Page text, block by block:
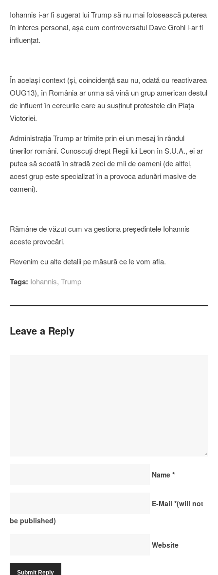
Iohannis i-ar fi sugerat lui Trump să nu mai folosească puterea
în interes personal, aşa cum controversatul Dave Grohl l-ar fi
influenţat.
În acelaşi context (şi, coincidenţă sau nu, odată cu reactivarea
OUG13), în România ar urma să vină un grup american destul
de influent în cercurile care au susţinut protestele din Piaţa
Victoriei.
Administraţia Trump ar trimite prin ei un mesaj în rândul
tinerilor români. Cunoscuţi drept Regii lui Leon în S.U.A., ei ar
putea să scoată în stradă zeci de mii de oameni (de altfel,
acest grup este specializat în a provoca adunări masive de
oameni).
Rămâne de văzut cum va gestiona preşedintele Iohannis
aceste provocări.
Revenim cu alte detalii pe măsură ce le vom afla.
Tags: Iohannis, Trump
Leave a Reply
Name *
E-Mail *(will not
be published)
Website